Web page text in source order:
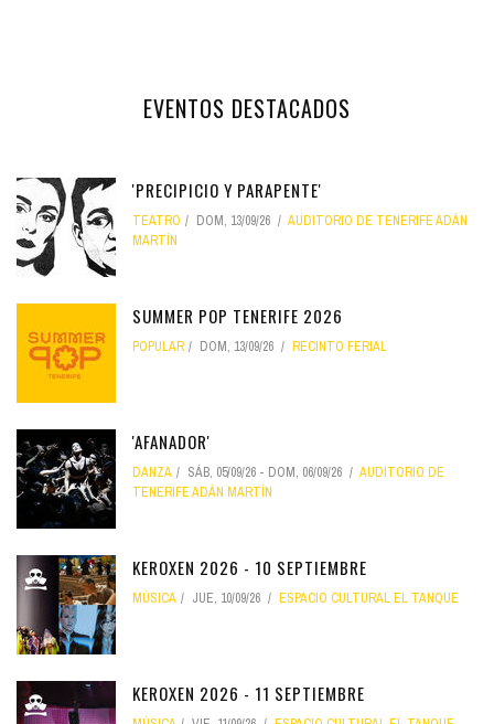
EVENTOS DESTACADOS
'PRECIPICIO Y PARAPENTE'
TEATRO DOM, 13/09/26
AUDITORIO DE TENERIFE ADÁN
MARTÍN
SUMMER POP TENERIFE 2026
POPULAR DOM, 13/09/26 RECINTO FERIAL
'AFANADOR'
DANZA SÁB, 05/09/26 - DOM, 06/09/26
AUDITORIO DE
TENERIFE ADÁN MARTÍN
KEROXEN 2026 - 10 SEPTIEMBRE
MÚSICA JUE, 10/09/26 ESPACIO CULTURAL EL TANQUE
KEROXEN 2026 - 11 SEPTIEMBRE